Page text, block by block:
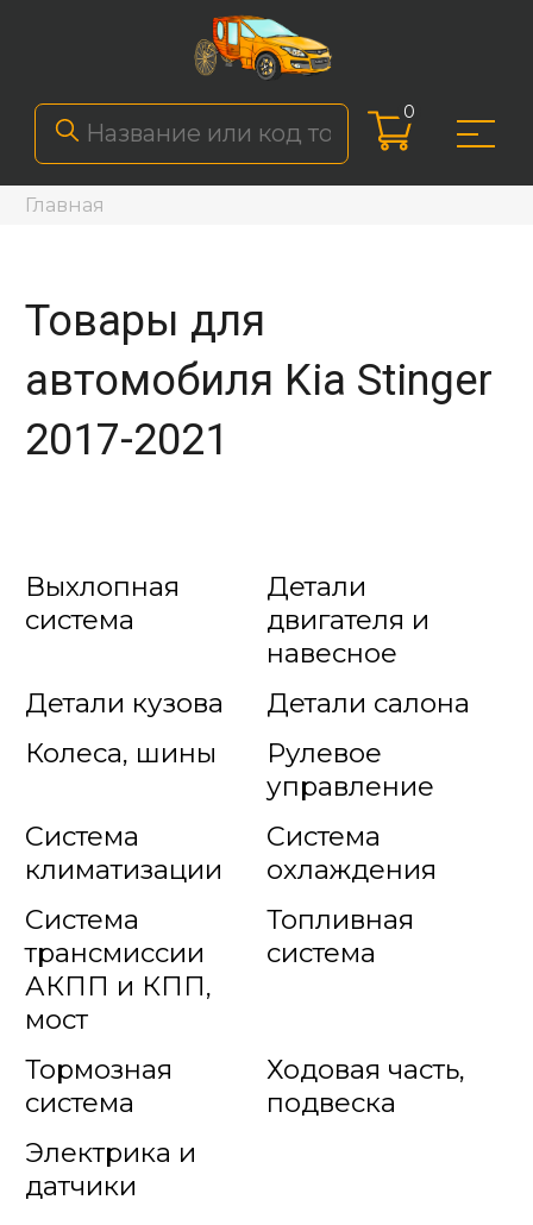
0
Главная
Товары для
автомобиля Kia Stinger
2017-2021
Выхлопная
система
Детали
двигателя и
навесное
Детали кузова
Детали салона
Колеса, шины
Рулевое
управление
Система
климатизации
Система
охлаждения
Система
трансмиссии
АКПП и КПП,
мост
Топливная
система
Тормозная
система
Ходовая часть,
подвеска
Электрика и
датчики